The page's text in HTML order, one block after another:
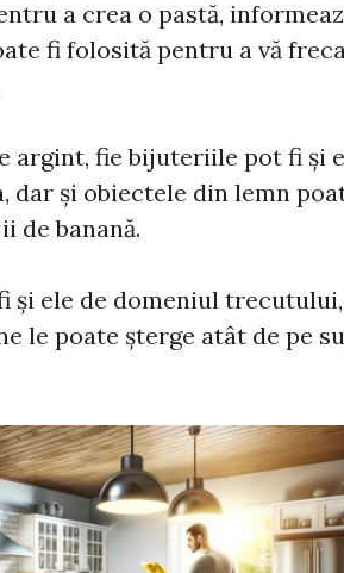
a crea o pastă,
fi folosită pentru a vă
argint, fie bijuteriile pot fi și
dar și obiectele din lemn
de banană.
și ele de domeniul
le poate șterge atât de pe